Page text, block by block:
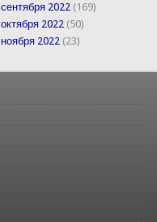
сентября 2022 (169)
октября 2022 (50)
ноября 2022 (23)